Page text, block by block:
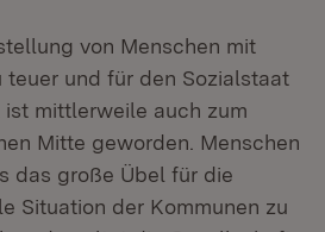
von Menschen mit
teuer und für den Sozialstaat
mittlerweile auch zum
Mitte geworden. Menschen
das große Übel für die
Situation der Kommunen zu